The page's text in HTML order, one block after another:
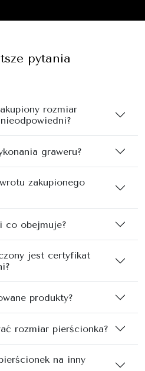
pytania
rozmiar
graweru?
zakupionego
co obejmuje?
jest certyfikat
produkty?
rozmiar pierścionka?
na inny